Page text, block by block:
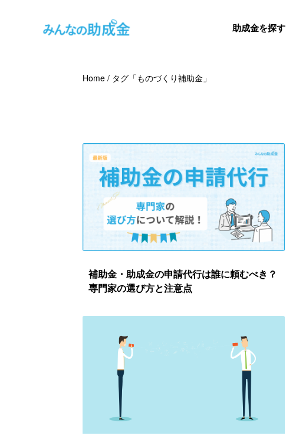
助成金を探す
Home / タグ「ものづくり補助金」
補助金・助成金の申請代行は誰に頼むべき？
専門家の選び方と注意点